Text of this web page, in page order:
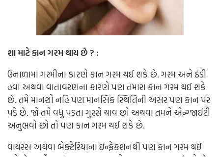
શા માટે કાન ગરમ થાય છે ? :
ઉનાળામાં ગરમીના કારણે કાન ગરમ થઈ શકે છે. ગરમ અને ઠંડી
હવા અથવા વાતાવરણના કારણે પણ તમારા કાન ગરમ થઈ શકે
છે. તમે માનશો નહિ પણ માનસિક સ્થિતિની અસર પણ કાન પર
પડે છે. જો તમે વધુ પડતા ગુસ્સે થાવ છો અથવા તમને એન્ગ્જાઈટી
અનુભવો છો તો પણ કાન ગરમ થઈ શકે છે.
વાયરસ અથવા બેક્ટેરિયાના ઇન્ફેકશનથી પણ કાન ગરમ થઈ